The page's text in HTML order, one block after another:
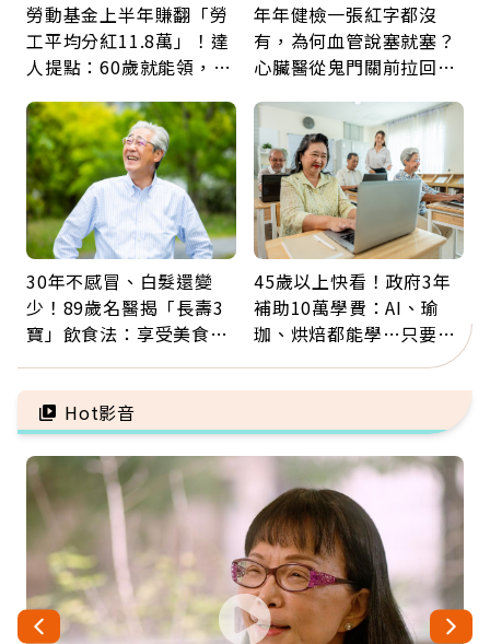
勞動基金上半年賺翻「勞
工平均分紅11.8萬」！達
人提點：60歲就能領，重
年年健檢一張紅字都沒
有，為何血管說塞就塞？
心臟醫從鬼門關前拉回病
30年不感冒、白髮還變
少！89歲名醫揭「長壽3
寶」飲食法：享受美食不
45歲以上快看！政府3年
補助10萬學費：AI、瑜
珈、烘焙都能學…只要願
Hot影音